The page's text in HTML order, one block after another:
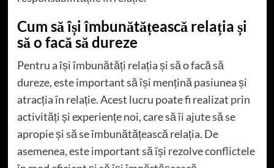
Cum să își îmbunătățească relația și
să o facă să dureze
Pentru a își îmbunătăți relația și să o facă să
dureze, este important să își mențină pasiunea și
atracția în relație. Acest lucru poate fi realizat prin
activități și experiențe noi, care să îi ajute să se
apropie și să se îmbunătățească relația. De
asemenea, este important să își rezolve conflictele